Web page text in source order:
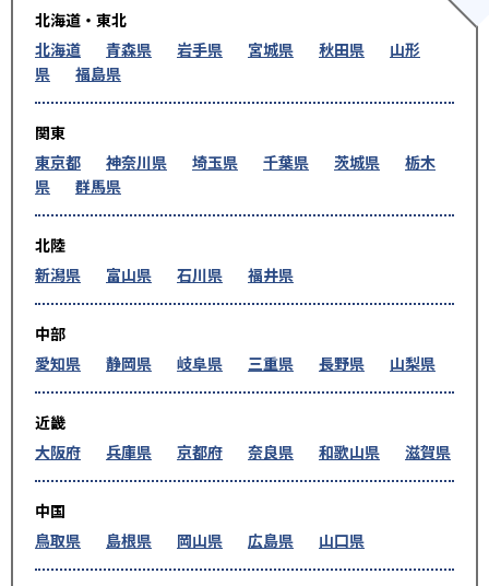
北海道・東北
北海道
青森県 岩手県 宮城県 秋田県
山形
県
福島県
関東
東京都
神奈川県 埼玉県 千葉県 茨城県
栃木
県
群馬県
北陸
新潟県
富山県 石川県 福井県
中部
愛知県
静岡県 岐阜県 三重県 長野県 山梨県
近畿
大阪府
兵庫県 京都府 奈良県 和歌山県 滋賀県
中国
鳥取県
島根県 岡山県 広島県 山口県